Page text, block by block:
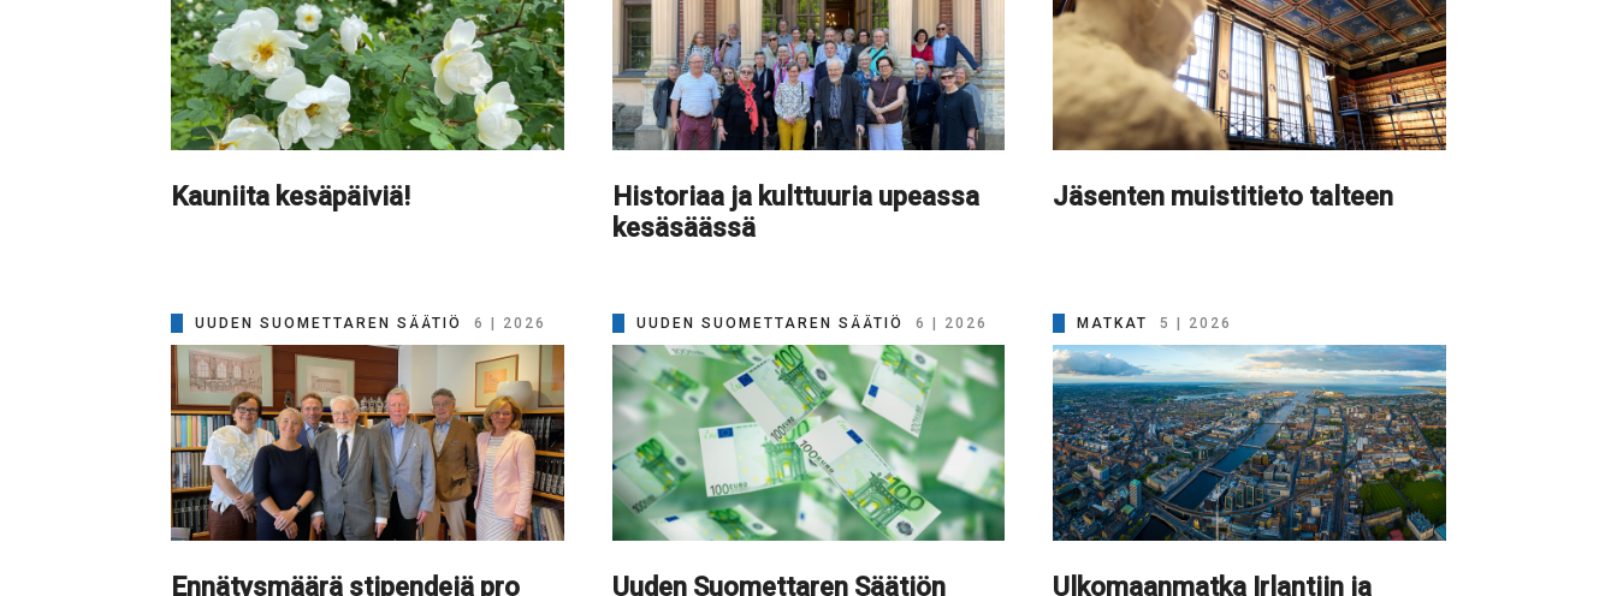
Kauniita kesäpäiviä!
Historiaa ja kulttuuria upeassa
kesäsäässä
Jäsenten muistitieto talteen
UUDEN SUOMETTAREN SÄÄTIÖ 6 | 2026
Ennätysmäärä stipendejä pro
UUDEN SUOMETTAREN SÄÄTIÖ 6 | 2026
Uuden Suomettaren Säätiön
MATKAT 5 | 2026
Ulkomaanmatka Irlantiin ja